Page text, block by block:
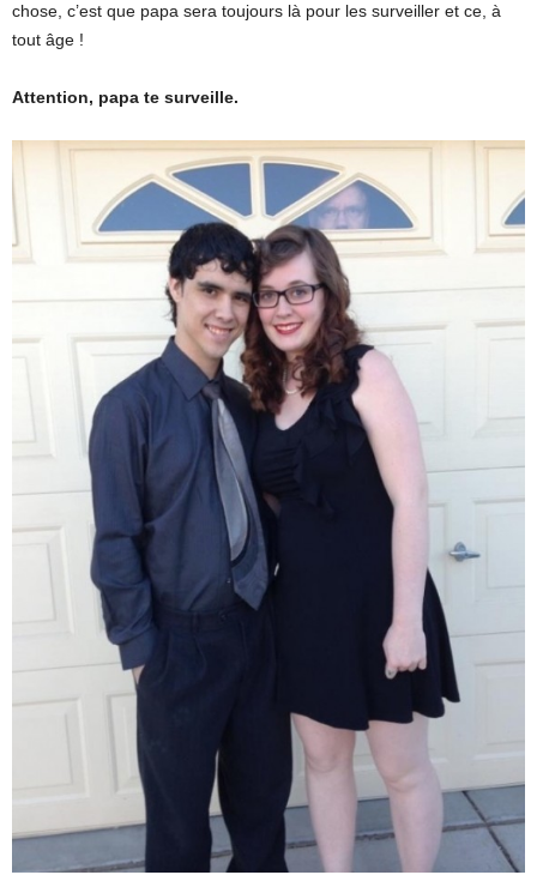
chose, c’est que papa sera toujours là pour les surveiller et ce, à
tout âge !
Attention, papa te surveille.